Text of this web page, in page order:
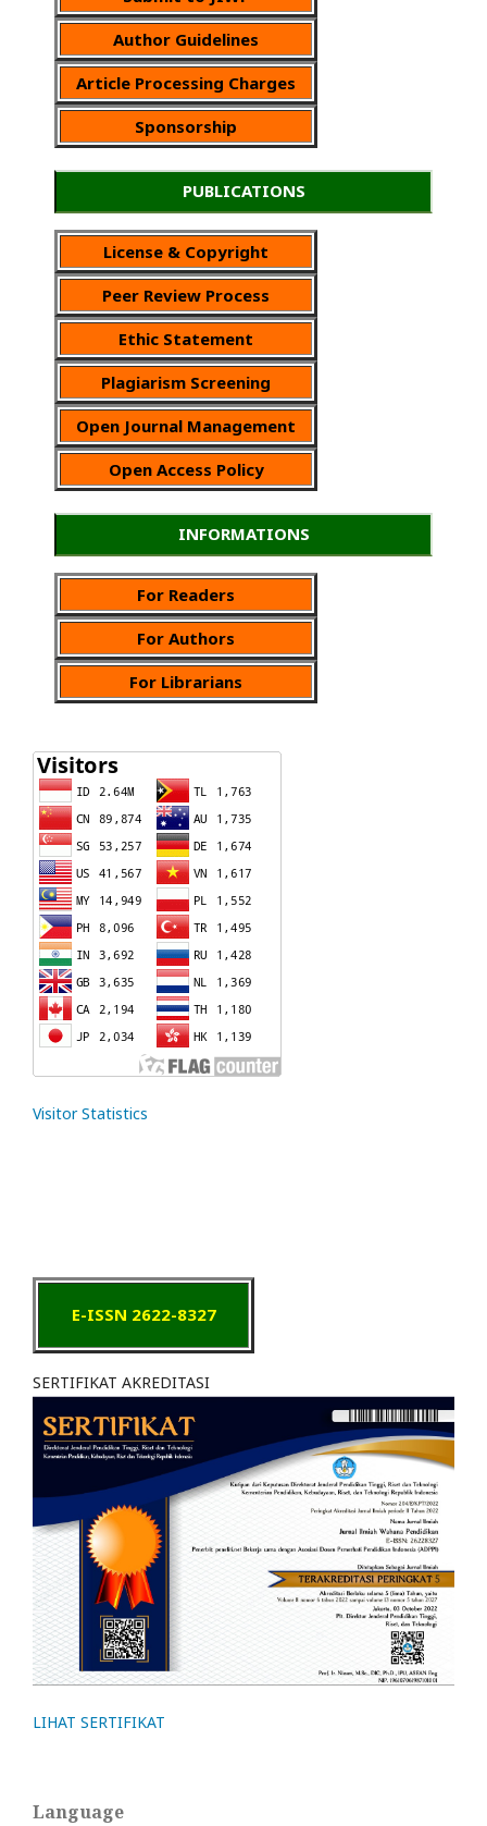
Author Guidelines
Article Processing Charges
Sponsorship
PUBLICATIONS
License & Copyright
Peer Review Process
Ethic Statement
Plagiarism Screening
Open Journal Management
Open Access Policy
INFORMATIONS
For Readers
For Authors
For Librarians
Visitor Statistics
E-ISSN 2622-8327
SERTIFIKAT AKREDITASI
LIHAT SERTIFIKAT
Language